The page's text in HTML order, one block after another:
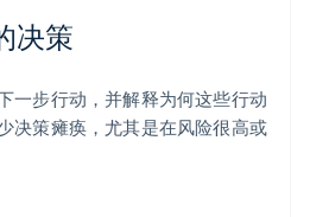
决策
一步行动，并解释为何这些行动
决策瘫痪，尤其是在风险很高或